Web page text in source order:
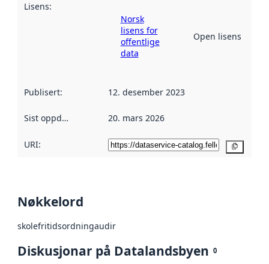
Lisens:
Norsk
lisens for
offentlige
data
Open lisens
Publisert: 12. desember 2023
Sist oppdatert 20. mars 2026
URI:
Nøkkelord
skolefritidsordningaudir
Diskusjonar på Datalandsbyen 0